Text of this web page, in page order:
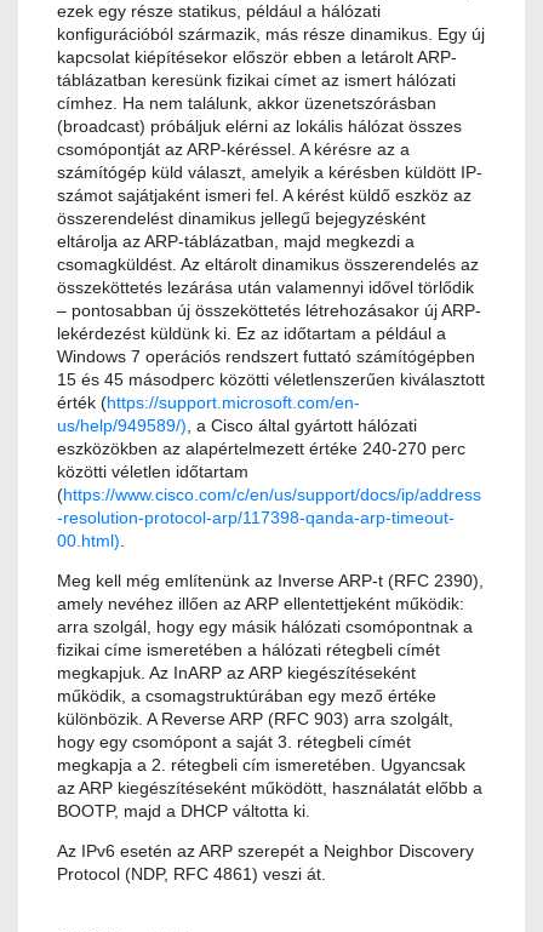
ezek egy része statikus, például a hálózati
konfigurációból származik, más része dinamikus. Egy új
kapcsolat kiépítésekor először ebben a letárolt ARP-
táblázatban keresünk fizikai címet az ismert hálózati
címhez. Ha nem találunk, akkor üzenetszórásban
(broadcast) próbáljuk elérni az lokális hálózat összes
csomópontját az ARP-kéréssel. A kérésre az a
számítógép küld választ, amelyik a kérésben küldött IP-
számot sajátjaként ismeri fel. A kérést küldő eszköz az
összerendelést dinamikus jellegű bejegyzésként
eltárolja az ARP-táblázatban, majd megkezdi a
csomagküldést. Az eltárolt dinamikus összerendelés az
összeköttetés lezárása után valamennyi idővel törlődik
– pontosabban új összeköttetés létrehozásakor új ARP-
lekérdezést küldünk ki. Ez az időtartam a például a
Windows 7 operációs rendszert futtató számítógépben
15 és 45 másodperc közötti véletlenszerűen kiválasztott
érték (https://support.microsoft.com/en-
us/help/949589/) , a Cisco által gyártott hálózati
eszközökben az alapértelmezett értéke 240-270 perc
közötti véletlen időtartam
(https://www.cisco.com/c/en/us/support/docs/ip/address
-resolution-protocol-arp/117398-qanda-arp-timeout-
00.html)
Meg kell még említenünk az Inverse ARP-t (RFC 2390),
amely nevéhez illően az ARP ellentettjeként működik:
arra szolgál, hogy egy másik hálózati csomópontnak a
fizikai címe ismeretében a hálózati rétegbeli címét
megkapjuk. Az InARP az ARP kiegészítéseként
működik, a csomagstruktúrában egy mező értéke
különbözik. A Reverse ARP (RFC 903) arra szolgált,
hogy egy csomópont a saját 3. rétegbeli címét
megkapja a 2. rétegbeli cím ismeretében. Ugyancsak
az ARP kiegészítéseként működött, használatát előbb a
BOOTP, majd a DHCP váltotta ki.
Az IPv6 esetén az ARP szerepét a Neighbor Discovery
Protocol (NDP, RFC 4861) veszi át.